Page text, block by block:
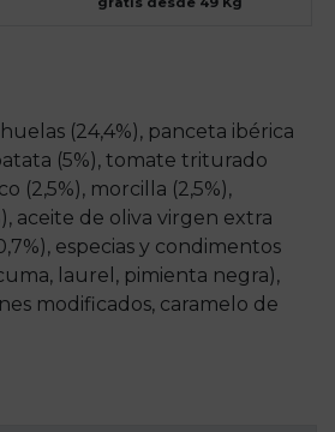
(24,4%), panceta ibérica
(5%), tomate triturado
(2,5%), morcilla (2,5%),
aceite de oliva virgen extra
especias y condimentos
laurel, pimienta negra),
modificados, caramelo de